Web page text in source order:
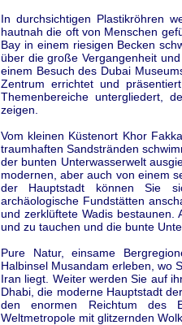
In durchsichtigen Plastikröhren
hautnah die oft von Menschen
Bay in einem riesigen Becken
über die große Vergangenheit
einem Besuch des Dubai
Zentrum errichtet und
Themenbereiche untergliedert,
zeigen.
Vom kleinen Küstenort Khor
traumhaften Sandstränden
der bunten Unterwasserwelt
modernen, aber auch von einem
der Hauptstadt können Sie
archäologische Fundstätten
und zerklüftete Wadis bestaunen.
und zu tauchen und die bunte
Pure Natur, einsame
Halbinsel Musandam erleben, wo
Iran liegt. Weiter werden Sie auf
Dhabi, die moderne Hauptstadt
den enormen Reichtum des
Weltmetropole mit glitzernden